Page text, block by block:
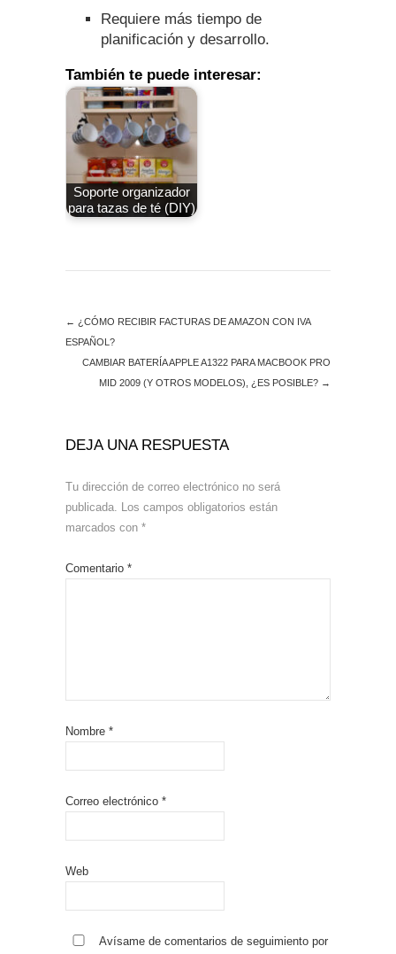
Requiere más tiempo de
planificación y desarrollo.
También te puede interesar:
Soporte organizador
para tazas de té (DIY)
← ¿CÓMO RECIBIR FACTURAS DE AMAZON CON IVA
ESPAÑOL?
CAMBIAR BATERÍA APPLE A1322 PARA MACBOOK PRO
MID 2009 (Y OTROS MODELOS), ¿ES POSIBLE? →
DEJA UNA RESPUESTA
Tu dirección de correo electrónico no será
publicada. Los campos obligatorios están
marcados con *
Comentario *
Nombre *
Correo electrónico *
Web
Avísame de comentarios de seguimiento por